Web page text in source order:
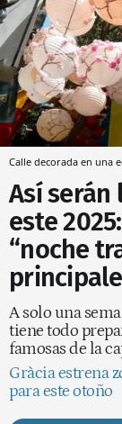
Calle decorada en una
Así serán
este
“noche
A solo una
tiene todo
famosas de la
Gràcia estrena
para este otoño